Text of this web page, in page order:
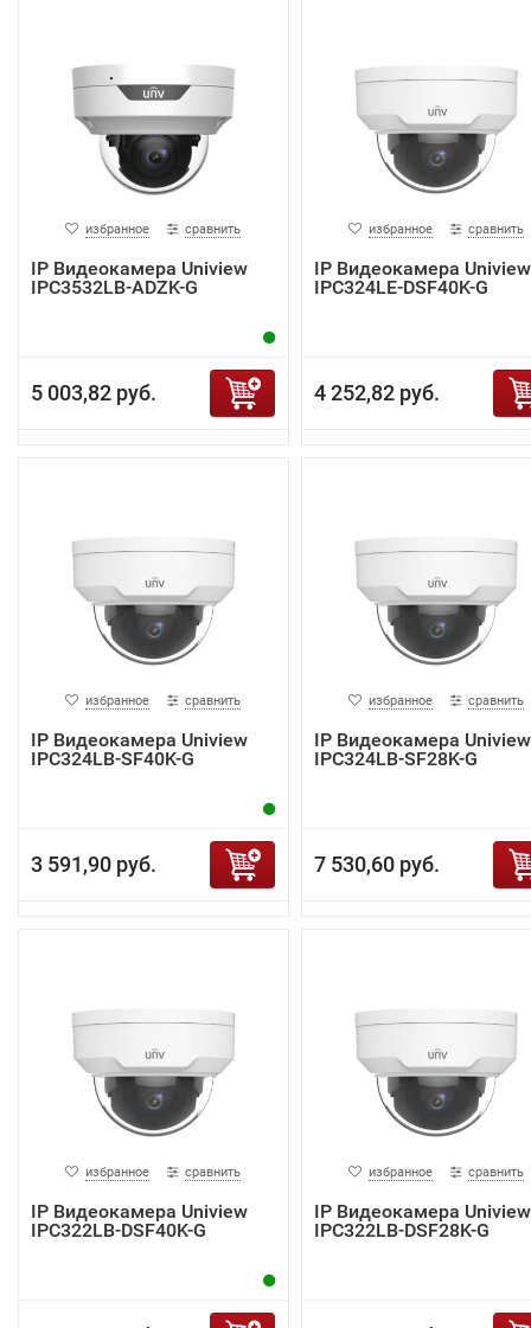
избранное сравнить
IP Видеокамера Uniview
IPC3532LB-ADZK-G
5 003,82 руб.
избранное сравнить
IP Видеокамера Uniview
IPC324LE-DSF40K-G
4 252,82 руб.
избранное сравнить
IP Видеокамера Uniview
IPC324LB-SF40K-G
3 591,90 руб.
избранное сравнить
IP Видеокамера Uniview
IPC324LB-SF28K-G
7 530,60 руб.
избранное сравнить
IP Видеокамера Uniview
IPC322LB-DSF40K-G
избранное сравнить
IP Видеокамера Uniview
IPC322LB-DSF28K-G